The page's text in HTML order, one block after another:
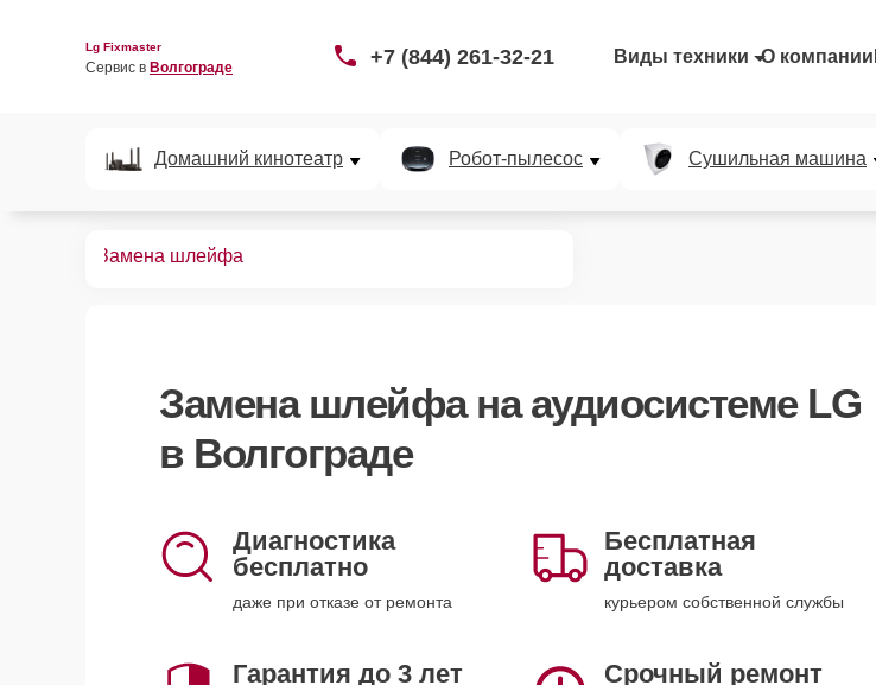
Lg Fixmaster
Сервис в Волгограде +7 (844) 261-32-21 Виды техники О компании
Домашний кинотеатр Робот-пылесос Сушильная машина
Замена шлейфа
Замена шлейфана аудиосистеме LG
в Волгограде
Диагностика
бесплатно
даже при отказе от ремонта
Бесплатная
доставка
курьером собственной службы
Гарантия до 3 лет Срочный ремонт